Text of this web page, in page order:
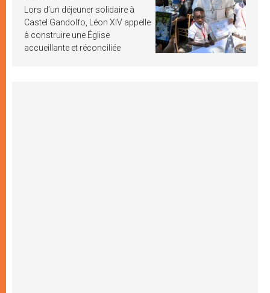
Lors d’un déjeuner solidaire à
Castel Gandolfo, Léon XIV appelle
à construire une Église
accueillante et réconciliée